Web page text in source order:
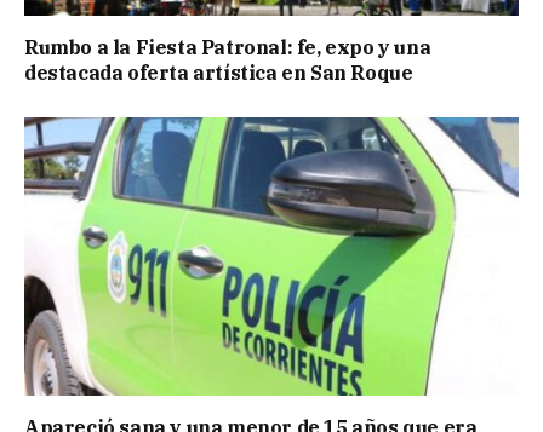
Rumbo a la Fiesta Patronal: fe, expo y una
destacada oferta artística en San Roque
Apareció sana y una menor de 15 años que era